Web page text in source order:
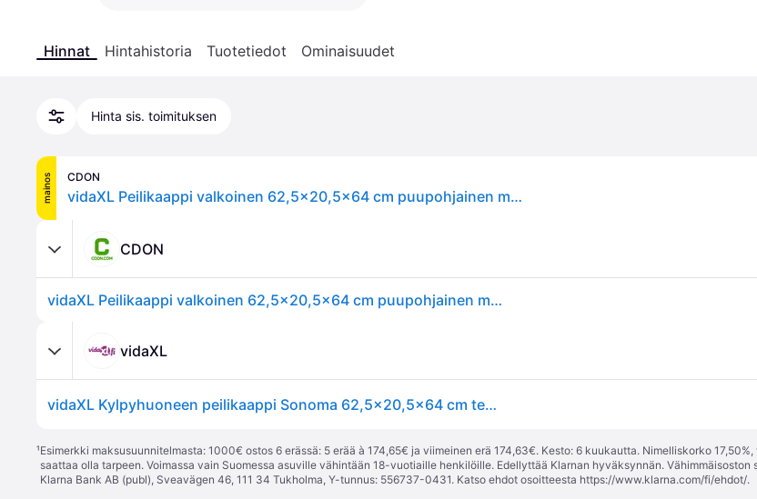
Hinnat Hintahistoria Tuotetiedot Ominaisuudet
Hinta sis. toimituksen
mainos CDON
vidaXL Peilikaappi valkoinen 62,5x20,5x64 cm puupohjainen materiaali
CDON
vidaXL Peilikaappi valkoinen 62,5x20,5x64 cm puupohjainen materiaali
vidaXL
vidaXL Kylpyhuoneen peilikaappi Sonoma 62,5x20,5x64 cm tekninen puu
¹Esimerkki maksusuunnitelmasta: 1000€ ostos 6 erässä: 5 erää à 174,65€ ja viimeinen erä 174,63€. Kesto: 6 kuukautta. Nimelliskorko
saattaa olla tarpeen. Voimassa vain Suomessa asuville vähintään 18-vuotiaille henkilöille. Edellyttää Klarnan hyväksynnän.
Klarna Bank AB (publ), Sveavägen 46, 111 34 Tukholma, Y-tunnus: 556737-0431. Katso ehdot osoitteesta https://www.klarna.com/fi/ehdot/.